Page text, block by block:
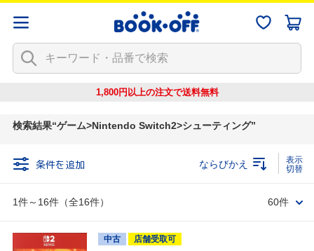
1,800円以上の注文で送料無料
検索結果 ゲーム>Nintendo Switch2>シューティング
条件を追加
1件～16件（全16件）
ならびかえ
60件
中古
店舗受取可